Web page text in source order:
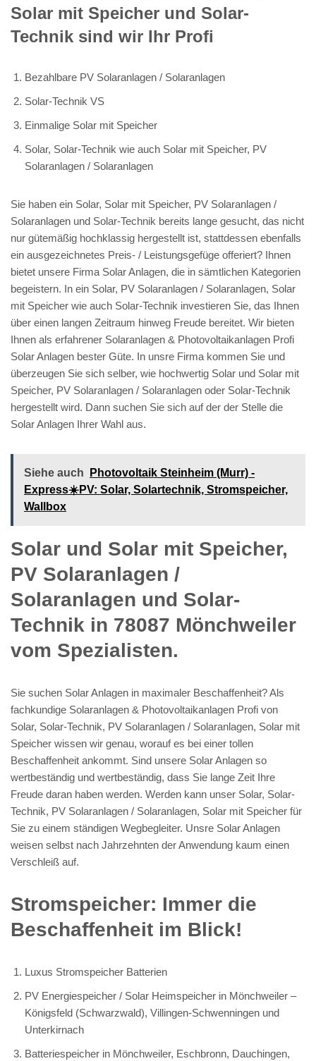
Solar mit Speicher und Solar-
Technik sind wir Ihr Profi
Bezahlbare PV Solaranlagen / Solaranlagen
Solar-Technik VS
Einmalige Solar mit Speicher
Solar, Solar-Technik wie auch Solar mit Speicher, PV
Solaranlagen / Solaranlagen
Sie haben ein Solar, Solar mit Speicher, PV Solaranlagen /
Solaranlagen und Solar-Technik bereits lange gesucht, das nicht
nur gütemäßig hochklassig hergestellt ist, stattdessen ebenfalls
ein ausgezeichnetes Preis- / Leistungsgefüge offeriert? Ihnen
bietet unsere Firma Solar Anlagen, die in sämtlichen Kategorien
begeistern. In ein Solar, PV Solaranlagen / Solaranlagen, Solar
mit Speicher wie auch Solar-Technik investieren Sie, das Ihnen
über einen langen Zeitraum hinweg Freude bereitet. Wir bieten
Ihnen als erfahrener Solaranlagen & Photovoltaikanlagen Profi
Solar Anlagen bester Güte. In unsre Firma kommen Sie und
überzeugen Sie sich selber, wie hochwertig Solar und Solar mit
Speicher, PV Solaranlagen / Solaranlagen oder Solar-Technik
hergestellt wird. Dann suchen Sie sich auf der der Stelle die
Solar Anlagen Ihrer Wahl aus.
Siehe auch
Photovoltaik Steinheim (Murr) -
Express☀️PV️: Solar, Solartechnik, Stromspeicher,
Wallbox
Solar und Solar mit Speicher,
PV Solaranlagen /
Solaranlagen und Solar-
Technik in 78087 Mönchweiler
vom Spezialisten.
Sie suchen Solar Anlagen in maximaler Beschaffenheit? Als
fachkundige Solaranlagen & Photovoltaikanlagen Profi von
Solar, Solar-Technik, PV Solaranlagen / Solaranlagen, Solar mit
Speicher wissen wir genau, worauf es bei einer tollen
Beschaffenheit ankommt. Sind unsere Solar Anlagen so
wertbeständig und wertbeständig, dass Sie lange Zeit Ihre
Freude daran haben werden. Werden kann unser Solar, Solar-
Technik, PV Solaranlagen / Solaranlagen, Solar mit Speicher für
Sie zu einem ständigen Wegbegleiter. Unsre Solar Anlagen
weisen selbst nach Jahrzehnten der Anwendung kaum einen
Verschleiß auf.
Stromspeicher: Immer die
Beschaffenheit im Blick!
Luxus Stromspeicher Batterien
PV Energiespeicher / Solar Heimspeicher in Mönchweiler –
Königsfeld (Schwarzwald), Villingen-Schwenningen und
Unterkirnach
Batteriespeicher in Mönchweiler, Eschbronn, Dauchingen,